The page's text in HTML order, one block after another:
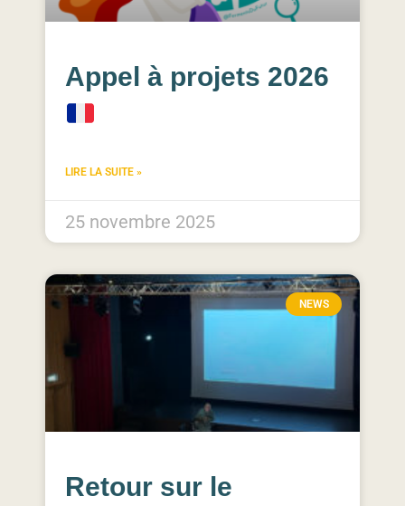
Appel à projets 2026
LIRE LA SUITE »
25 novembre 2025
NEWS
Retour sur le